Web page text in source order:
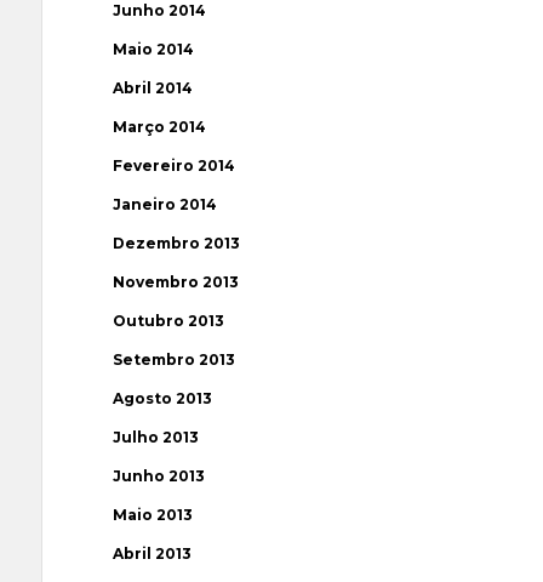
Junho 2014
Maio 2014
Abril 2014
Março 2014
Fevereiro 2014
Janeiro 2014
Dezembro 2013
Novembro 2013
Outubro 2013
Setembro 2013
Agosto 2013
Julho 2013
Junho 2013
Maio 2013
Abril 2013